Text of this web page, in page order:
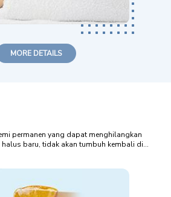
MORE DETAILS
permanen yang dapat menghilangkan
baru, tidak akan tumbuh kembali di
Waxin...